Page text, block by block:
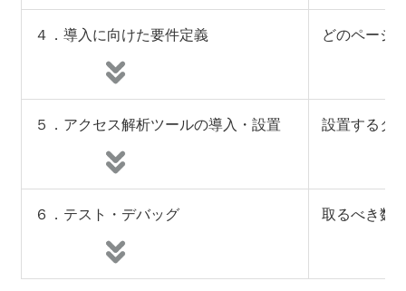
４．導入に向けた要件定義 どのページ
５．アクセス解析ツールの導入・設置 設置するタ
６．テスト・デバッグ 取るべき数